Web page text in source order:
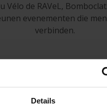
Details
Vélo de RAVeL,
evenementen die
verbinden.